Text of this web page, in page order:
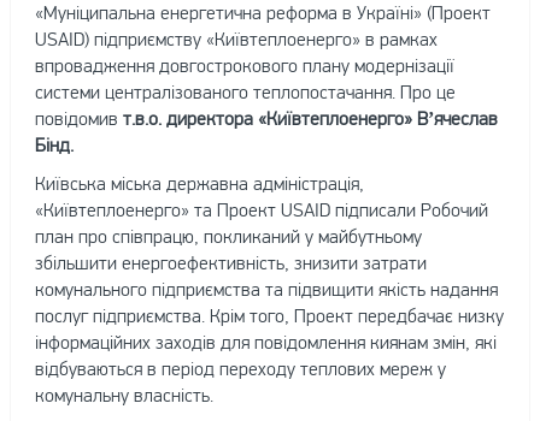
«Муніципальна енергетична реформа в Україні» (Проект
USAID) підприємству «Київтеплоенерго» в рамках
впровадження довгострокового плану модернізації
системи централізованого теплопостачання. Про це
повідомив т.в.о. директора «Київтеплоенерго» В’ячеслав
Бінд.
Київська міська державна адміністрація,
«Київтеплоенерго» та Проект USAID підписали Робочий
план про співпрацю, покликаний у майбутньому
збільшити енергоефективність, знизити затрати
комунального підприємства та підвищити якість надання
послуг підприємства. Крім того, Проект передбачає низку
інформаційних заходів для повідомлення киянам змін, які
відбуваються в період переходу теплових мереж у
комунальну власність.